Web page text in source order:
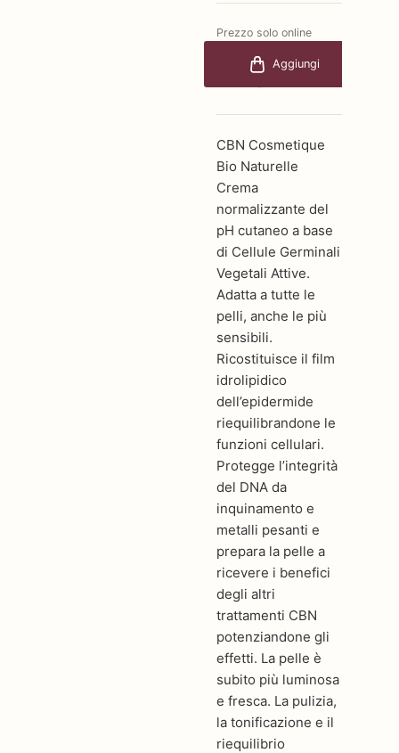
Prezzo solo online
€60,20Aggiungi
CBN Cosmetique
Bio Naturelle
Crema
normalizzante del
pH cutaneo a base
di Cellule Germinali
Vegetali Attive.
Adatta a tutte le
pelli, anche le più
sensibili.
Ricostituisce il film
idrolipidico
dell’epidermide
riequilibrandone le
funzioni cellulari.
Protegge l’integrità
del DNA da
inquinamento e
metalli pesanti e
prepara la pelle a
ricevere i benefici
degli altri
trattamenti CBN
potenziandone gli
effetti. La pelle è
subito più luminosa
e fresca. La pulizia,
la tonificazione e il
riequilibrio